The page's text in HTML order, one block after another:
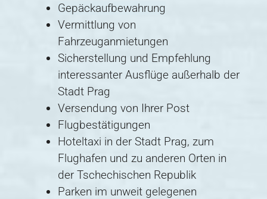
Gepäckaufbewahrung
Vermittlung von
Fahrzeuganmietungen
Sicherstellung und Empfehlung
interessanter Ausflüge außerhalb der
Stadt Prag
Versendung von Ihrer Post
Flugbestätigungen
Hoteltaxi in der Stadt Prag, zum
Flughafen und zu anderen Orten in
der Tschechischen Republik
Parken im unweit gelegenen